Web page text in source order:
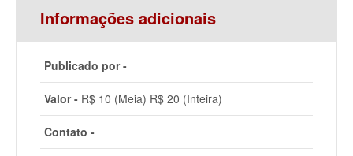
Informações adicionais
Publicado por -
Valor - R$ 10 (Meia) R$ 20 (Inteira)
Contato -